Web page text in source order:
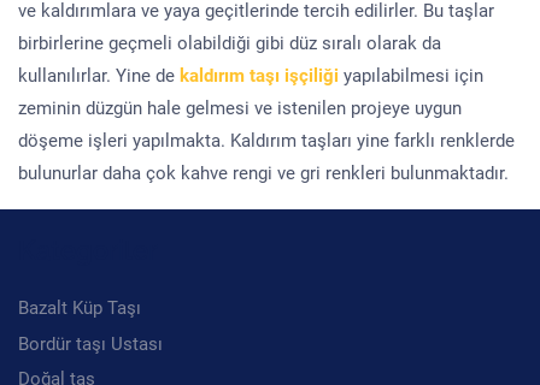
ve kaldırımlara ve yaya geçitlerinde tercih edilirler. Bu taşlar
birbirlerine geçmeli olabildiği gibi düz sıralı olarak da
kullanılırlar. Yine de kaldırım taşı işçiliği yapılabilmesi için
zeminin düzgün hale gelmesi ve istenilen projeye uygun
döşeme işleri yapılmakta. Kaldırım taşları yine farklı renklerde
bulunurlar daha çok kahve rengi ve gri renkleri bulunmaktadır.
Bazalt Küp Taşı
Bordür taşı Ustası
Doğal taş